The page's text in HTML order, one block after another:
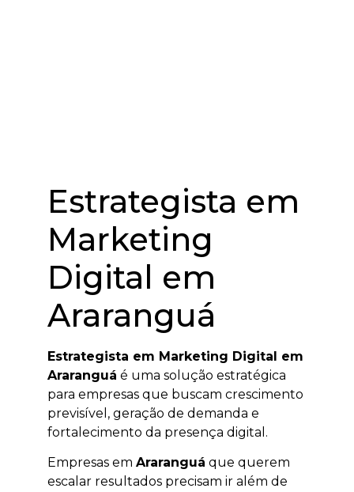
Estrategista em
Marketing
Digital em
Araranguá
Estrategista em Marketing Digital em
Araranguá é uma solução estratégica
para empresas que buscam crescimento
previsível, geração de demanda e
fortalecimento da presença digital.
Empresas em Araranguá que querem
escalar resultados precisam ir além de